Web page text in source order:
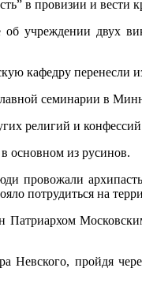
в провизии и
учреждении двух
кафедру
семинарии в
религий и
основном из русинов.
провожали
потрудиться на
Невского, пройдя